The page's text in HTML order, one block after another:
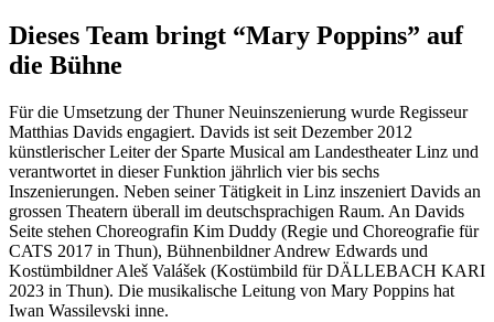
Dieses Team bringt “Mary Poppins” auf
die Bühne
Für die Umsetzung der Thuner Neuinszenierung wurde Regisseur
Matthias Davids engagiert. Davids ist seit Dezember 2012
künstlerischer Leiter der Sparte Musical am Landestheater Linz und
verantwortet in dieser Funktion jährlich vier bis sechs
Inszenierungen. Neben seiner Tätigkeit in Linz inszeniert Davids an
grossen Theatern überall im deutschsprachigen Raum. An Davids
Seite stehen Choreografin Kim Duddy (Regie und Choreografie für
CATS 2017 in Thun), Bühnenbildner Andrew Edwards und
Kostümbildner Aleš Valášek (Kostümbild für DÄLLEBACH KARI
2023 in Thun). Die musikalische Leitung von Mary Poppins hat
Iwan Wassilevski inne.